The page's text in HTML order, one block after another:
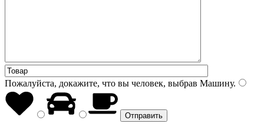
Пожалуйста, докажите, что вы человек, выбрав Машину.